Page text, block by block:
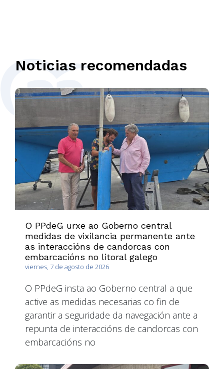
Noticias recomendadas
O PPdeG urxe ao Goberno central
medidas de vixilancia permanente ante
as interaccións de candorcas con
embarcacións no litoral galego
viernes, 7 de agosto de 2026
O PPdeG insta ao Goberno central a que
active as medidas necesarias co fin de
garantir a seguridade da navegación ante a
repunta de interaccións de candorcas con
embarcacións no